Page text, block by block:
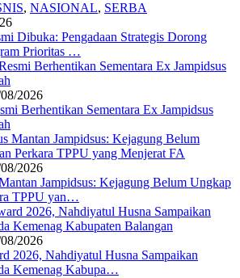
, NASIONAL, SERBA
Dibuka: Pengadaan Strategis Dorong
Prioritas …
2026
Berhentikan Sementara Ex Jampidsus
2026
Jampidsus: Kejagung Belum Ungkap
TPPU yan…
2026
2026, Nahdiyatul Husna Sampaikan
Kemenag Kabupa…